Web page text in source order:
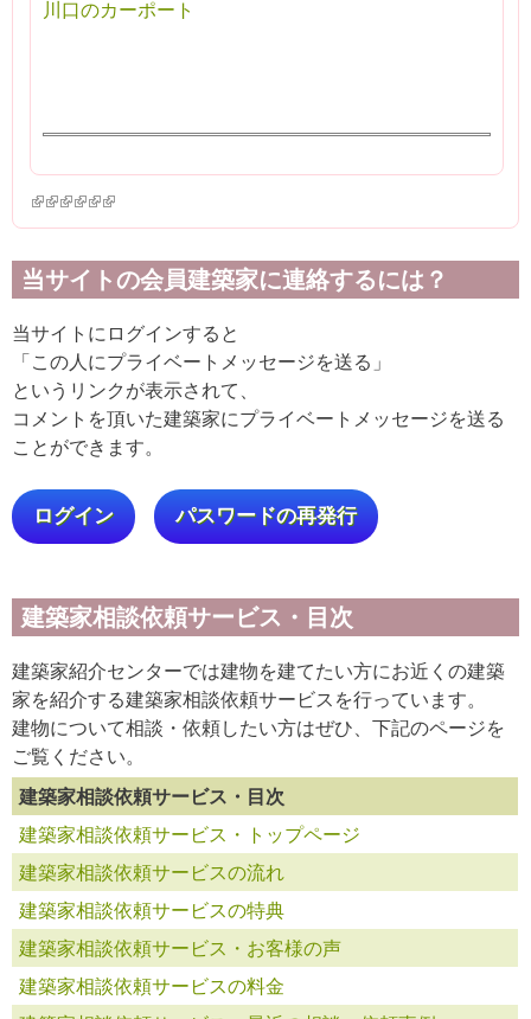
川口のカーポート
(link is external)
(link is external)
(link is external)
(link is external)
(link is external)
(link is external)
当サイトの会員建築家に連絡するには？
当サイトにログインすると
「この人にプライベートメッセージを送る」
というリンクが表示されて、
コメントを頂いた建築家にプライベートメッセージを送る
ことができます。
ログイン パスワードの再発行
建築家相談依頼サービス・目次
建築家紹介センターでは建物を建てたい方にお近くの建築
家を紹介する建築家相談依頼サービスを行っています。
建物について相談・依頼したい方はぜひ、下記のページを
ご覧ください。
建築家相談依頼サービス・目次
建築家相談依頼サービス・トップページ
建築家相談依頼サービスの流れ
建築家相談依頼サービスの特典
建築家相談依頼サービス・お客様の声
建築家相談依頼サービスの料金